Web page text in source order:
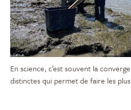
En science, c’est souvent la
distinctes qui permet de faire les